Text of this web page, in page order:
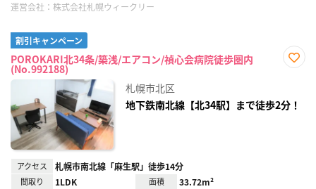
運営会社： 株式会社札幌ウィークリー
割引キャンペーン
POROKARI北34条/築浅/エアコン/禎心会病院徒歩圏内
(No.992188)
録
札幌市北区
地下鉄南北線【北34駅】まで徒歩2分！
アクセス 札幌市南北線「麻生駅」徒歩14分
間取り 1LDK 面積 33.72m²